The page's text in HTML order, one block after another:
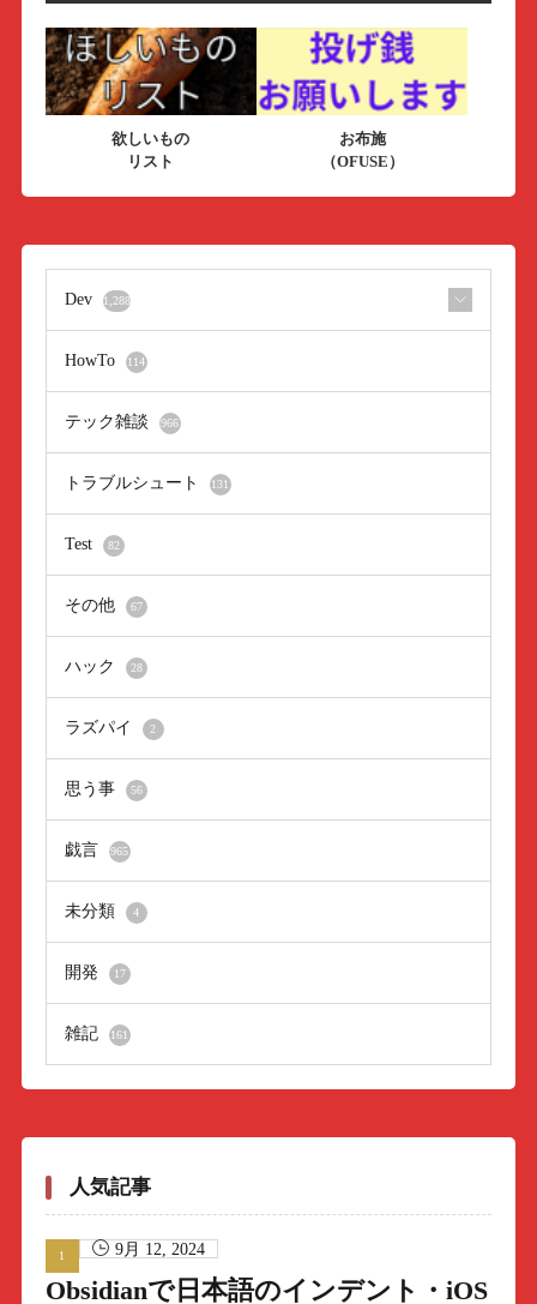
欲しいもの
リスト
お布施
（OFUSE）
Dev 1,288
HowTo 114
テック雑談 966
トラブルシュート 131
Test 82
その他 67
ハック 28
ラズパイ 2
思う事 56
戯言 965
未分類 4
開発 17
雑記 161
人気記事
9月 12, 2024
Obsidianで日本語のインデント・iOS